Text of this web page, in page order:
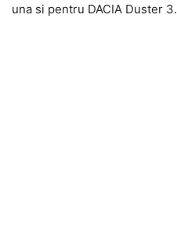
una si pentru DACIA Duster 3.